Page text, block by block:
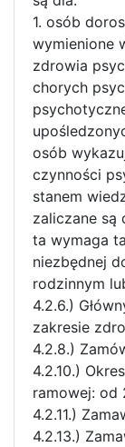
1. osób
wymienione
zdrowia
chorych
osób
czynności
stanem
zaliczane są
ta wymaga
niezbędnej
rodzinnym
4.2.6.)
zakresie
4.2.8.)
4.2.10.)
ramowej: od
4.2.11.)
4.2.13.)